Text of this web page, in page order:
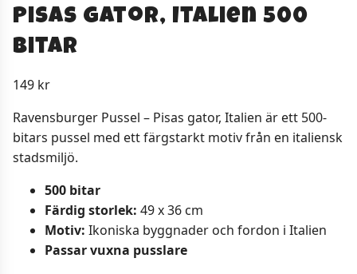
Pisas gator, Italien 500
bitar
149 kr
Ravensburger Pussel – Pisas gator, Italien är ett 500-
bitars pussel med ett färgstarkt motiv från en italiensk
stadsmiljö.
500 bitar
Färdig storlek: 49 x 36 cm
Motiv: Ikoniska byggnader och fordon i Italien
Passar vuxna pusslare